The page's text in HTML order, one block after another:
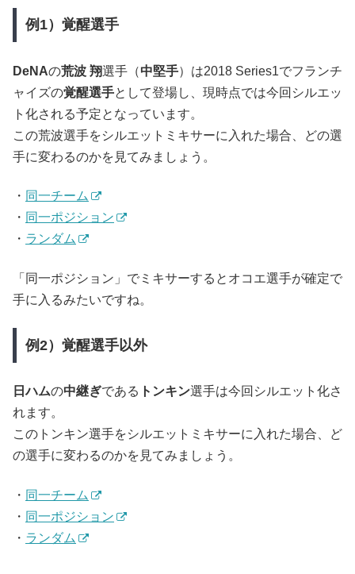
例1）覚醒選手
DeNAの荒波 翔選手（中堅手）は2018 Series1でフランチ
ャイズの覚醒選手として登場し、現時点では今回シルエッ
ト化される予定となっています。
この荒波選手をシルエットミキサーに入れた場合、どの選
手に変わるのかを見てみましょう。
・ 同一チーム
・ 同一ポジション
・ ランダム
「同一ポジション」でミキサーするとオコエ選手が確定で
手に入るみたいですね。
例2）覚醒選手以外
日ハムの中継ぎである トンキン選手は今回シルエット化さ
れます。
このトンキン選手をシルエットミキサーに入れた場合、ど
の選手に変わるのかを見てみましょう。
・ 同一チーム
・ 同一ポジション
・ ランダム